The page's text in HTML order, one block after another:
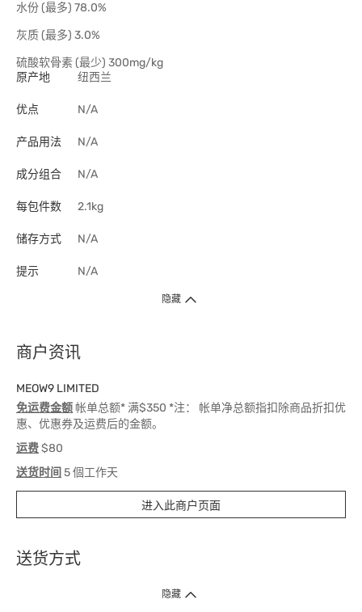
水份 (最多) 78.0%
灰质 (最多) 3.0%
硫酸软骨素 (最少) 300mg/kg
原产地
纽西兰
优点 N/A
产品用法 N/A
成分组合 N/A
每包件数 2.1kg
储存方式 N/A
提示 N/A
隐藏
商户资讯
MEOW9 LIMITED
免运费金额帐单总额* 满$350 *注： 帐单净总额指扣除商品折扣优
惠、优惠券及运费后的金额。
运费$80
送货时间 5 個工作天
进入此商户页面
送货方式
1. 送货到府（受卫生署条例规管产品除外 ）
隐藏